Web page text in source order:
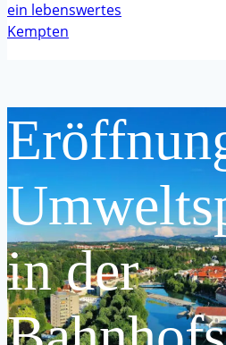
in der